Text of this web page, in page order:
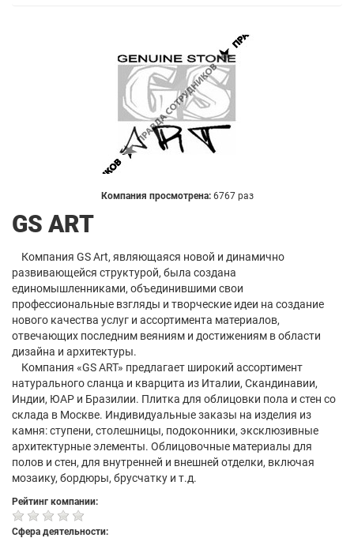
Компания просмотрена: 6767 раз
GS ART
Компания GS Art, являющаяся новой и динамично
развивающейся структурой, была создана
единомышленниками, объединившими свои
профессиональные взгляды и творческие идеи на создание
нового качества услуг и ассортимента материалов,
отвечающих последним веяниям и достижениям в области
дизайна и архитектуры.
Компания «GS ART» предлагает широкий ассортимент
натурального сланца и кварцита из Италии, Скандинавии,
Индии, ЮАР и Бразилии. Плитка для облицовки пола и стен со
склада в Москве. Индивидуальные заказы на изделия из
камня: ступени, столешницы, подоконники, эксклюзивные
архитектурные элементы. Облицовочные материалы для
полов и стен, для внутренней и внешней отделки, включая
мозаику, бордюры, брусчатку и т.д.
Рейтинг компании:
Сфера деятельности: